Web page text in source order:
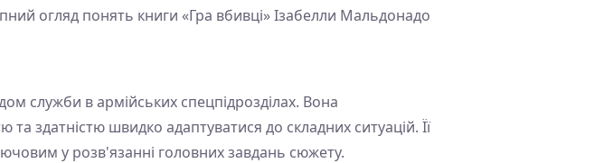
огляд понять книги «Гра вбивці» Ізабелли Мальдонадо
служби в армійських спецпідрозділах. Вона
здатністю швидко адаптуватися до складних ситуацій. Її
у розв'язанні головних завдань сюжету.